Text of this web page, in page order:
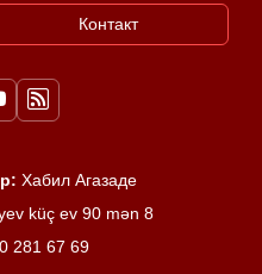
Контакт
Хабил Агазаде
küç ev 90 mən 8
281 67 69